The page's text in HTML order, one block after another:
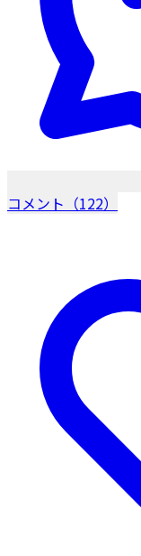
コメント（122）